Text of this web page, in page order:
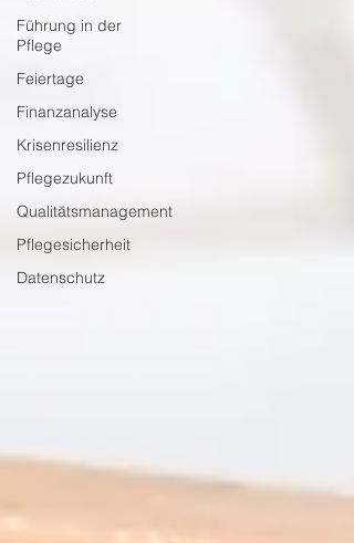
Führung in der
Pflege
Feiertage
Finanzanalyse
Krisenresilienz
Pflegezukunft
Qualitätsmanagement
Pflegesicherheit
Datenschutz